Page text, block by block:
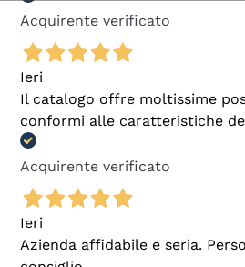
Acquirente verificato
Ieri
Il catalogo offre moltissime
conformi alle caratteristiche
Acquirente verificato
Ieri
Azienda affidabile e seria.